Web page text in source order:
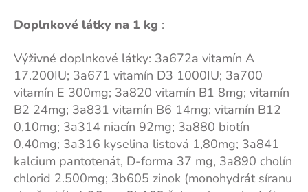
Doplnkové látky na 1 kg :
Výživné doplnkové látky: 3a672a vitamín A
17.200IU; 3a671 vitamín D3 1000IU; 3a700
vitamín E 300mg; 3a820 vitamín B1 8mg; vitamín
B2 24mg; 3a831 vitamín B6 14mg; vitamín B12
0,10mg; 3a314 niacín 92mg; 3a880 biotín
0,40mg; 3a316 kyselina listová 1,80mg; 3a841
kalcium pantotenát, D-forma 37 mg, 3a890 cholín
chlorid 2.500mg; 3b605 zinok (monohydrát síranu